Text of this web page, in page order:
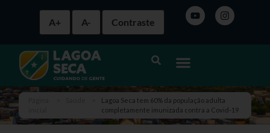
A+ A- Contraste
Lagoa Seca tem 60% da população adulta
completamente imunizada contra a Covid-19